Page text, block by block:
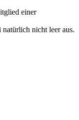
einer
nicht leer aus.